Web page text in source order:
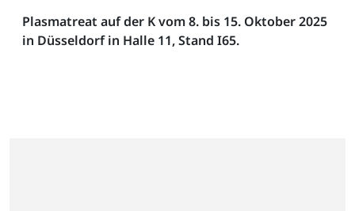
Plasmatreat auf der K vom 8. bis 15. Oktober 2025
in Düsseldorf in Halle 11, Stand I65.